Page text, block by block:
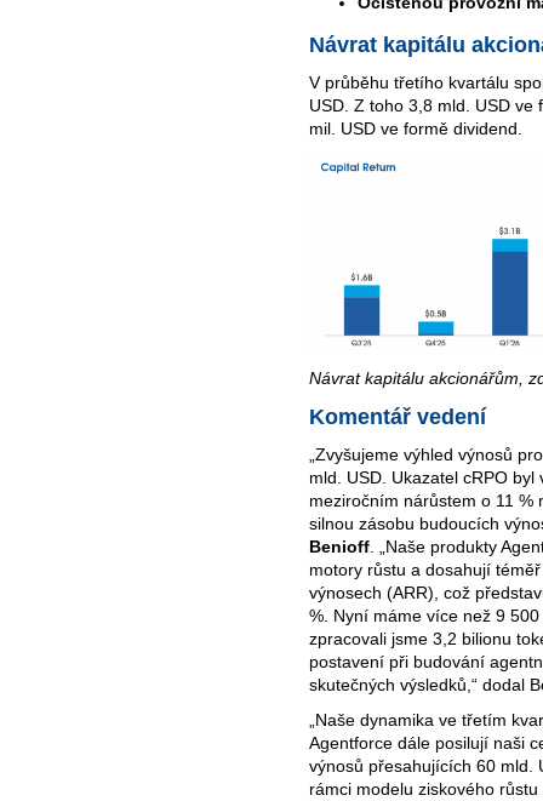
Návrat kapitálu
V průběhu třetího kvartálu
USD. Z toho 3,8 mld. USD
mil. USD ve formě dividend.
Návrat kapitálu akcionářům,
Komentář vedení
„Zvyšujeme výhled výnosů
mld. USD. Ukazatel cRPO
meziročním nárůstem o 11 %
silnou zásobu budoucích
Benioff . „Naše produkty
motory růstu a dosahují
výnosech (ARR), což
%. Nyní máme více než 9
zpracovali jsme 3,2 bilionu
postavení při budování
skutečných výsledků,“ dodal
„Naše dynamika ve třetím
Agentforce dále posilují naši
výnosů přesahujících 60 mld.
rámci modelu ziskového